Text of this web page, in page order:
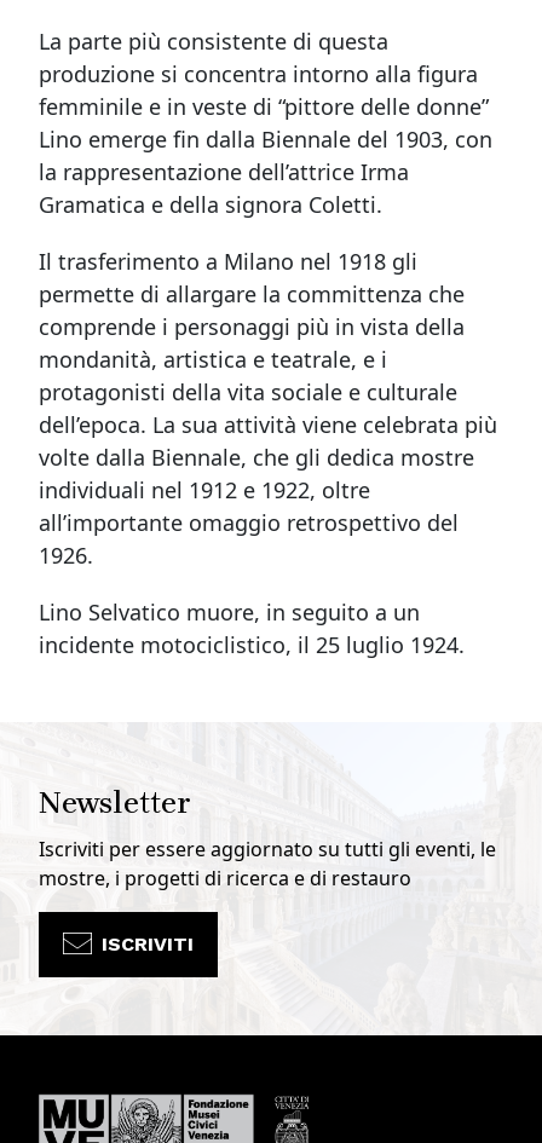
La parte più consistente di questa
produzione si concentra intorno alla figura
femminile e in veste di “pittore delle donne”
Lino emerge fin dalla Biennale del 1903, con
la rappresentazione dell’attrice Irma
Gramatica e della signora Coletti.
Il trasferimento a Milano nel 1918 gli
permette di allargare la committenza che
comprende i personaggi più in vista della
mondanità, artistica e teatrale, e i
protagonisti della vita sociale e culturale
dell’epoca. La sua attività viene celebrata più
volte dalla Biennale, che gli dedica mostre
individuali nel 1912 e 1922, oltre
all’importante omaggio retrospettivo del
1926.
Lino Selvatico muore, in seguito a un
incidente motociclistico, il 25 luglio 1924.
Newsletter
Iscriviti per essere aggiornato su tutti gli eventi, le
mostre, i progetti di ricerca e di restauro
ISCRIVITI